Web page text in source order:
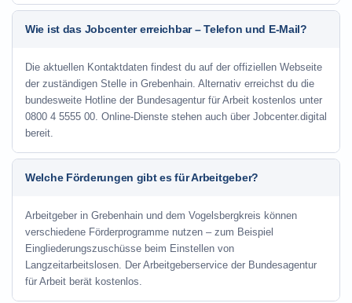
Wie ist das Jobcenter erreichbar – Telefon und E-Mail?
Die aktuellen Kontaktdaten findest du auf der offiziellen Webseite
der zuständigen Stelle in Grebenhain. Alternativ erreichst du die
bundesweite Hotline der Bundesagentur für Arbeit kostenlos unter
0800 4 5555 00. Online-Dienste stehen auch über Jobcenter.digital
bereit.
Welche Förderungen gibt es für Arbeitgeber?
Arbeitgeber in Grebenhain und dem Vogelsbergkreis können
verschiedene Förderprogramme nutzen – zum Beispiel
Eingliederungszuschüsse beim Einstellen von
Langzeitarbeitslosen. Der Arbeitgeberservice der Bundesagentur
für Arbeit berät kostenlos.